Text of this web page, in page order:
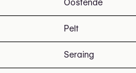
Oostende
Pelt
Seraing